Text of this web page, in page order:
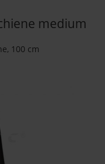
medium
100 cm